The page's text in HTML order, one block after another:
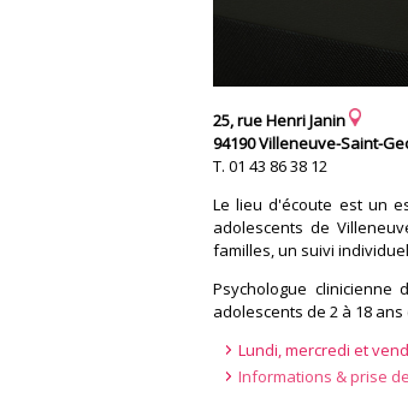
25, rue Henri Janin
94190 Villeneuve-Saint-
T. 01 43 86 38 12
Le lieu d'écoute est un
adolescents de
familles, un suivi
Psychologue clinicienne
adolescents de 2 à 18
Lundi, mercredi et
Informations & prise